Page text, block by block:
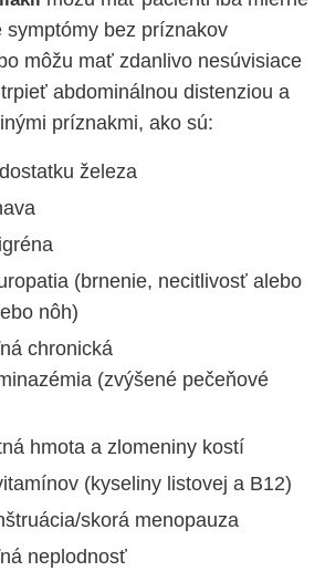
symptómy bez príznakov
môžu mať zdanlivo nesúvisiace
abdominálnou distenziou a
príznakmi, ako sú:
železa
(brnenie, necitlivosť alebo
nôh)
chronická
(zvýšené pečeňové
hmota a zlomeniny kostí
(kyseliny listovej a B12)
skorá menopauza
neplodnosť